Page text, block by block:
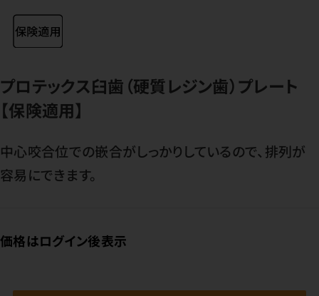
プロテックス臼歯（硬質レジン歯）プレート
【保険適用】
中心咬合位での嵌合がしっかりしているので、排列が
容易にできます。
価格はログイン後表示